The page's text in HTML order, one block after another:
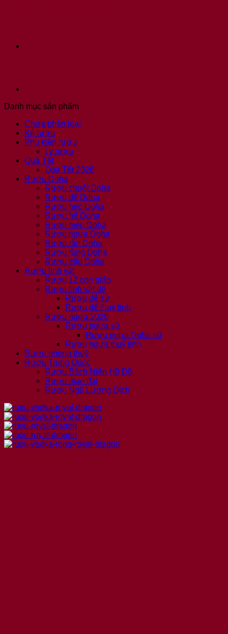
Danh mục sản phẩm
Chưa phân loại
Kệ rượu
Phụ kiện rượu
Ly rượu
Quà Tết
Quà Tết 2026
Rượu Doha
Rượu chuột Doha
Rượu dê Doha
Rượu heo Doha
Rượu hổ Doha
Rượu mèo Doha
Rượu ngựa Doha
Rượu rắn Doha
Rượu rồng Doha
Rượu trâu Doha
Rượu linh vật
Rượu 12 con giáp
Rượu linh vật dê
Rượu dê sứ
Rượu dê thuỷ tinh
Rượu ngựa 2026
Rượu ngựa sứ
Rượu ngựa Doha sứ
Rượu ngựa thuỷ tinh
Rượu phong thuỷ
Rượu Trung Quốc
Rượu Bách Niên Hồ Đồ
Rượu mao đài
Rượu Ngũ Lương Dịch